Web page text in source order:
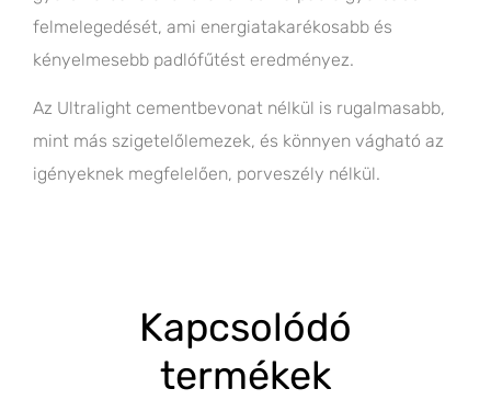
felmelegedését, ami energiatakarékosabb és
kényelmesebb padlófűtést eredményez.
Az Ultralight cementbevonat nélkül is rugalmasabb,
mint más szigetelőlemezek, és könnyen vágható az
igényeknek megfelelően, porveszély nélkül.
Kapcsolódó
termékek